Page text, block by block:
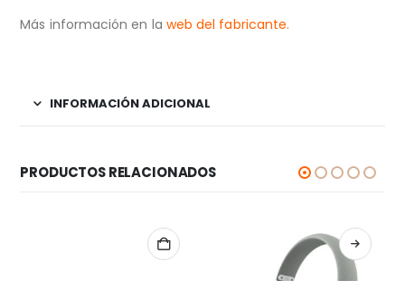
Más información en la web del fabricante.
INFORMACIÓN ADICIONAL
PRODUCTOS RELACIONADOS